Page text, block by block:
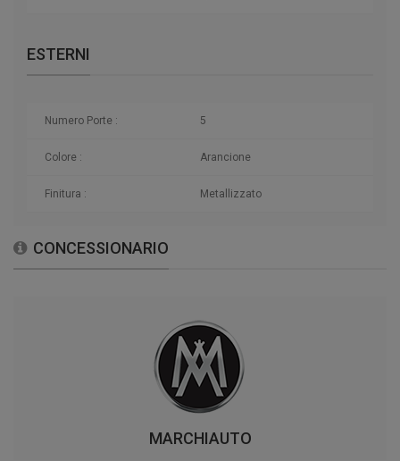
ESTERNI
Numero Porte : 5
Colore : Arancione
Finitura : Metallizzato
CONCESSIONARIO
MARCHIAUTO